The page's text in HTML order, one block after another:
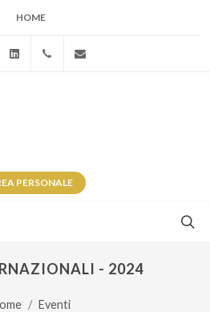
HOME
WhatsAppLinkedin+39 345 281 0246
PERSONALE
- 2024
Eventi